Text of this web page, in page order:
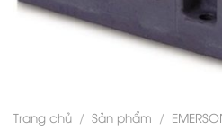
Trang chủ / Sản phẩm /